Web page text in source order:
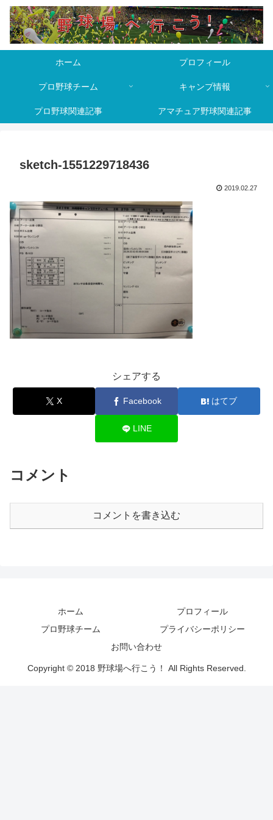
ホーム プロフィール
プロ野球チーム キャンプ情報
プロ野球関連記事 アマチュア野球関連記事
sketch-1551229718436
2019.02.27
シェアする
X Facebook はてブ
LINE
コメント
コメントを書き込む
ホーム
プロフィール
プロ野球チーム
プライバシーポリシー
お問い合わせ
Copyright © 2018 野球場へ行こう！ All Rights Reserved.